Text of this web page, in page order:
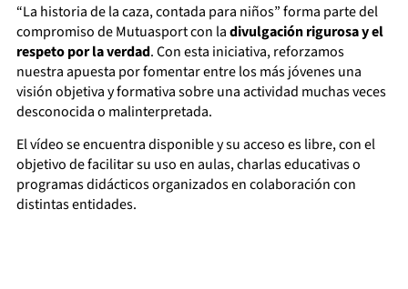
“La historia de la caza, contada para niños” forma parte del
compromiso de Mutuasport con ladivulgación rigurosa y el
respeto por la verdad. Con esta iniciativa, reforzamos
nuestra apuesta por fomentar entre los más jóvenes una
visión objetiva y formativa sobre una actividad muchas veces
desconocida o malinterpretada.
El vídeo se encuentra disponible y su acceso es libre, con el
objetivo de facilitar su uso en aulas, charlas educativas o
programas didácticos organizados en colaboración con
distintas entidades.